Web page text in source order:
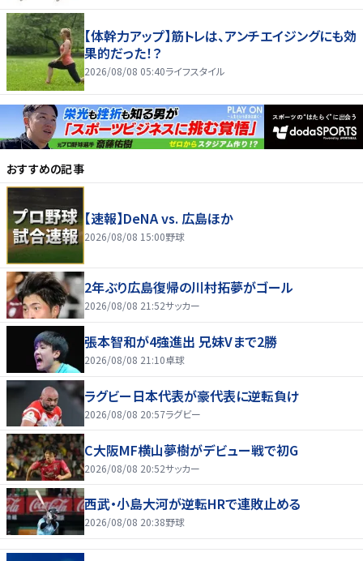
【体幹力アップ】筋トレは、アンチエイジングにも効
果的だった！？
2026/08/08 05:40ライフスタイル
おすすめの記事
【速報】DeNA vs. 広島ほか
2026/08/08 15:00野球
2年ぶり広島復帰の川村拓夢がゴール
2026/08/08 21:52サッカー
張本智和が4強進出 兄妹Vまで2勝
2026/08/08 21:10卓球
ラグビー日本代表が豪代表に逆転負け
2026/08/08 20:57ラグビー
C大阪MF横山夢樹がデビュー戦で初G
2026/08/08 20:52サッカー
西武・小島大河が逆転HRで連敗止める
2026/08/08 20:38野球